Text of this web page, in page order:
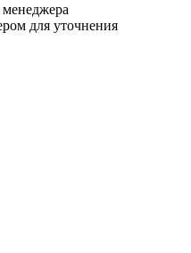
для уточнения